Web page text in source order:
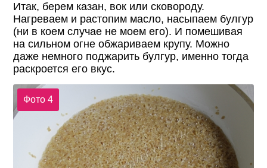
Итак, берем казан, вок или сковороду.
Нагреваем и растопим масло, насыпаем булгур
(ни в коем случае не моем его). И помешивая
на сильном огне обжариваем крупу. Можно
даже немного поджарить булгур, именно тогда
раскроется его вкус.
Фото 4